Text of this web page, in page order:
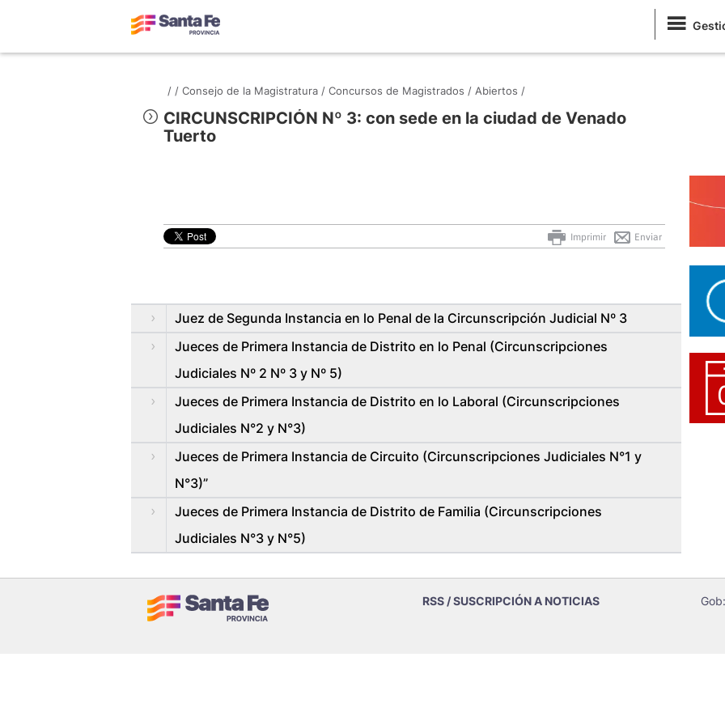
/ / Consejo de la Magistratura / Concursos de Magistrados / Abiertos /
CIRCUNSCRIPCIÓN Nº 3: con sede en la ciudad de Venado
Tuerto
Enviar
Imprimir
Juez de Segunda Instancia en lo Penal de la Circunscripción Judicial Nº 3
Jueces de Primera Instancia de Distrito en lo Penal (Circunscripciones
Judiciales Nº 2 Nº 3 y Nº 5)
Jueces de Primera Instancia de Distrito en lo Laboral (Circunscripciones
Judiciales N°2 y N°3)
Jueces de Primera Instancia de Circuito (Circunscripciones Judiciales N°1 y
N°3)”
Jueces de Primera Instancia de Distrito de Familia (Circunscripciones
Judiciales N°3 y N°5)
RSS / SUSCRIPCIÓN A NOTICIAS